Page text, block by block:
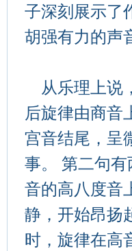
子深刻展示了
胡强有力的声
从乐理上说
后旋律由商音
宫音结尾，呈
事。 第二句
音的高八度音
静，开始昂扬
时，旋律在高